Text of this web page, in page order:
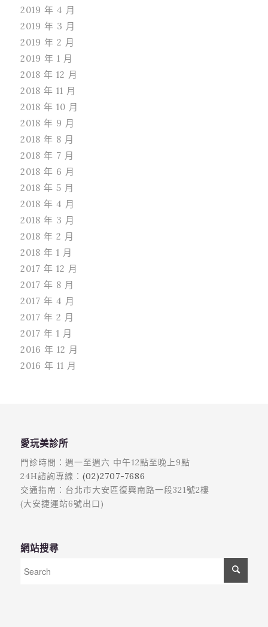
2019 年 4 月
2019 年 3 月
2019 年 2 月
2019 年 1 月
2018 年 12 月
2018 年 11 月
2018 年 10 月
2018 年 9 月
2018 年 8 月
2018 年 7 月
2018 年 6 月
2018 年 5 月
2018 年 4 月
2018 年 3 月
2018 年 2 月
2018 年 1 月
2017 年 12 月
2017 年 8 月
2017 年 4 月
2017 年 2 月
2017 年 1 月
2016 年 12 月
2016 年 11 月
愛玩美診所
門診時間：週一至週六 中午12點至晚上9點
24H諮詢專線： (02)2707-7686
交通指南：台北市大安區復興南路一段321號2樓
(大安捷運站6號出口)
網站搜尋